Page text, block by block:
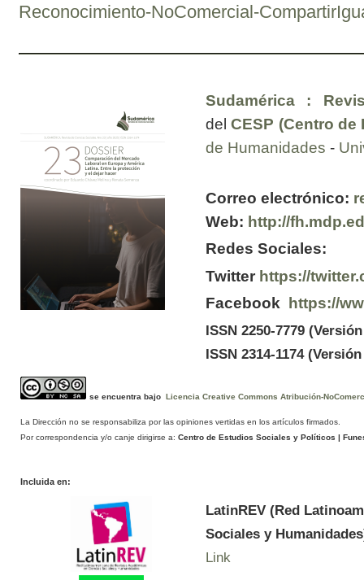
Reconocimiento-NoComercial-
Sudamérica :
delCESP (Centro
de Humanidades -
Correo electrónico:
Web: http://
Redes Sociales:
Twitterhttps://
Facebook
https://
ISSN 2250-7779
ISSN 2314-1174
se encuentra bajo Licencia Creative Commons Atribución-
La Dirección no se responsabiliza por las opiniones vertidas en los artículos firmados.
Por correspondencia y/o canje dirigirse a: Centro de Estudios Sociales y Políticos |
Incluida en:
LatinREV (Red
Sociales y
Link